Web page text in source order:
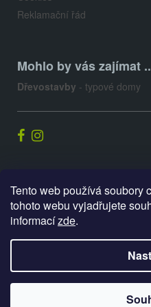
Tento web používá soubory
tohoto webu vyjadřujete
informacízde.
Reklamační řád
Mohlo by vás zajímat
Dřevostavby - typové domy
Copyright 2026E-shop
Upravit